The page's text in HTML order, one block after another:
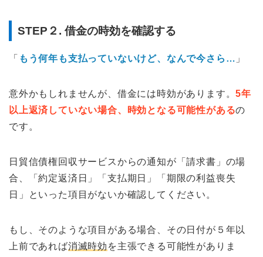
STEP２. 借金の時効を確認する
「 もう何年も支払っていないけど、なんで今さら… 」
意外かもしれませんが、借金には時効があります。5年
以上返済していない場合、時効となる可能性があるの
です。
日貿信債権回収サービスからの通知が「請求書」の場
合、「約定返済日」「支払期日」「期限の利益喪失
日」といった項目がないか確認してください。
もし、そのような項目がある場合、その日付が５年以
上前であれば消滅時効 を主張できる可能性がありま